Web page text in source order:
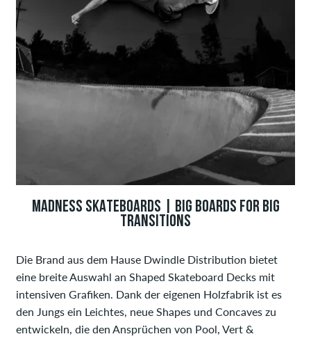
MADNESS SKATEBOARDS | BIG BOARDS FOR BIG
TRANSITIONS
Die Brand aus dem Hause Dwindle Distribution bietet
eine breite Auswahl an Shaped Skateboard Decks mit
intensiven Grafiken. Dank der eigenen Holzfabrik ist es
den Jungs ein Leichtes, neue Shapes und Concaves zu
entwickeln, die den Ansprüchen von Pool, Vert &